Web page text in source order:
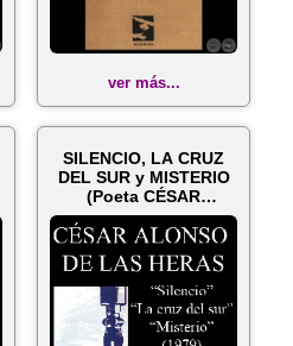
ver más...
SILENCIO, LA CRUZ
DEL SUR y MISTERIO
(Poeta CÉSAR
ALONSO DE LAS H...